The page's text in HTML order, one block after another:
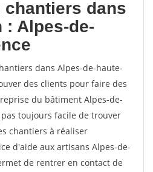
chantiers dans
: Alpes-de-
dans Alpes-de-haute-
des clients pour faire des
du bâtiment Alpes-de-
toujours facile de trouver
chantiers à réaliser
d'aide aux artisans Alpes-de-
de rentrer en contact de